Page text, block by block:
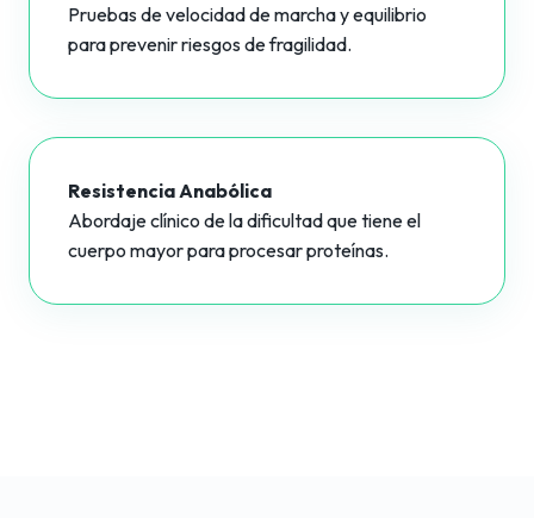
Pruebas de velocidad de marcha y equilibrio
para prevenir riesgos de fragilidad.
Resistencia Anabólica
Abordaje clínico de la dificultad que tiene el
cuerpo mayor para procesar proteínas.